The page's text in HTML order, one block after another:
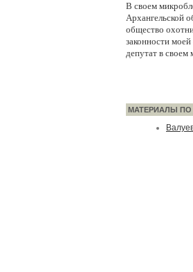
В своем
Архангельской
общество
законности
депутат в своем
МАТЕРИАЛЫ ПО